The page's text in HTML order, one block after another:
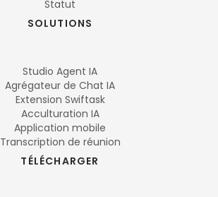
Statut
SOLUTIONS
Studio Agent IA
Agrégateur de Chat IA
Extension Swiftask
Acculturation IA
Application mobile
Transcription de réunion
TÉLÉCHARGER